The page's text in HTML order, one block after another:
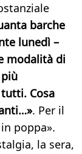
barche
lunedì –
modalità di
Cosa
. Per il
poppa».
la sera,